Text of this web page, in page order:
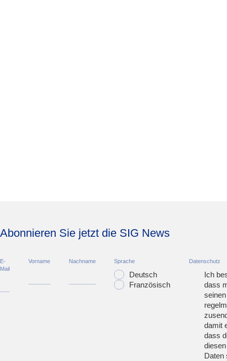
Abonnieren Sie jetzt die SIG News
E-
Mail
Vorname Nachname Sprache
Deutsch
Französisch
Datenschutz
Ich
dass
damit
dass
Daten